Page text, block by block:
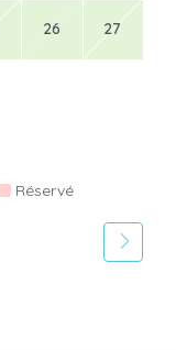
26 27
Réservé